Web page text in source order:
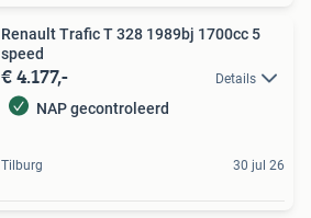
Renault Trafic T 328 1989bj 1700cc 5
speed
€ 4.177,- Details
NAP gecontroleerd
Tilburg 30 jul 26